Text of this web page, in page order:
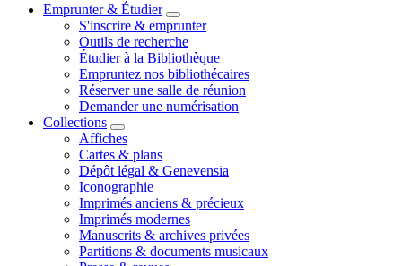
Emprunter & Étudier
S'inscrire & emprunter
Outils de recherche
Étudier à la Bibliothèque
Empruntez nos bibliothécaires
Réserver une salle de réunion
Demander une numérisation
Collections
Affiches
Cartes & plans
Dépôt légal & Genevensia
Iconographie
Imprimés anciens & précieux
Imprimés modernes
Manuscrits & archives privées
Partitions & documents musicaux